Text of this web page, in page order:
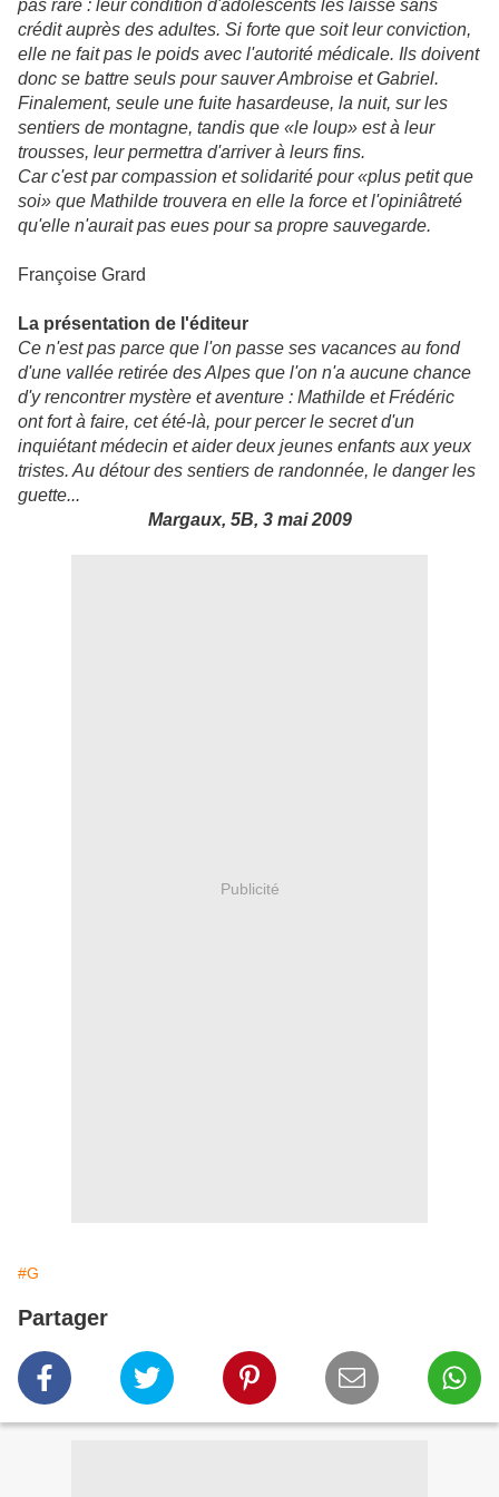
pas rare : leur condition d'adolescents les laisse sans
crédit auprès des adultes. Si forte que soit leur conviction,
elle ne fait pas le poids avec l'autorité médicale. Ils doivent
donc se battre seuls pour sauver Ambroise et Gabriel.
Finalement, seule une fuite hasardeuse, la nuit, sur les
sentiers de montagne, tandis que «le loup» est à leur
trousses, leur permettra d'arriver à leurs fins.
Car c'est par compassion et solidarité pour «plus petit que
soi» que Mathilde trouvera en elle la force et l'opiniâtreté
qu'elle n'aurait pas eues pour sa propre sauvegarde.
Françoise Grard
La présentation de l'éditeur
Ce n'est pas parce que l'on passe ses vacances au fond
d'une vallée retirée des Alpes que l'on n'a aucune chance
d'y rencontrer mystère et aventure : Mathilde et Frédéric
ont fort à faire, cet été-là, pour percer le secret d'un
inquiétant médecin et aider deux jeunes enfants aux yeux
tristes. Au détour des sentiers de randonnée, le danger les
guette...
Margaux, 5B, 3 mai 2009
Publicité
#G
Partager